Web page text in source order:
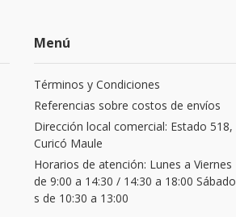
Menú
Términos y Condiciones
Referencias sobre costos de envíos
Dirección local comercial: Estado 518,
Curicó Maule
Horarios de atención: Lunes a Viernes
de 9:00 a 14:30 / 14:30 a 18:00 Sábado
s de 10:30 a 13:00